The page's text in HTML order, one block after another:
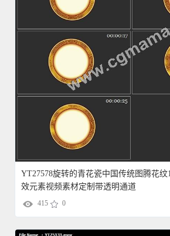
YT27578旋转的青花瓷中国传统图腾花
效元素视频素材定制带透明通道
415 0